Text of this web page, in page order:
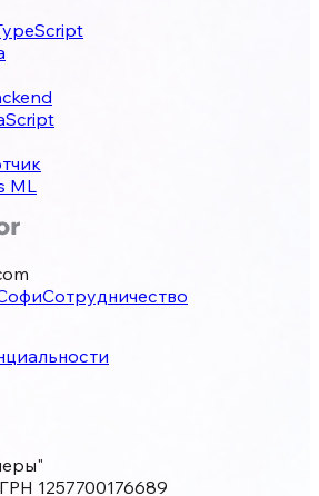
ML
Сотрудничество
1257700176689